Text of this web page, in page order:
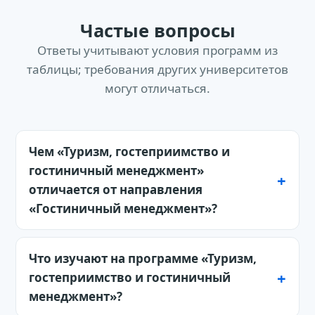
Частые вопросы
Ответы учитывают условия программ из
таблицы; требования других университетов
могут отличаться.
Чем «Туризм, гостеприимство и
гостиничный менеджмент»
отличается от направления
«Гостиничный менеджмент»?
От узкой страницы «Гостиничный
менеджмент» этот гид отличается
сравнением нескольких академических
сущностей. Hotel Management —
Что изучают на программе «Туризм,
гостеприимство и гостиничный
менеджмент»?